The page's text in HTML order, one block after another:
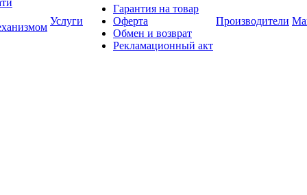
Услуги
Гарантия на товар
Оферта
Обмен и возврат
Рекламационный акт
Производители